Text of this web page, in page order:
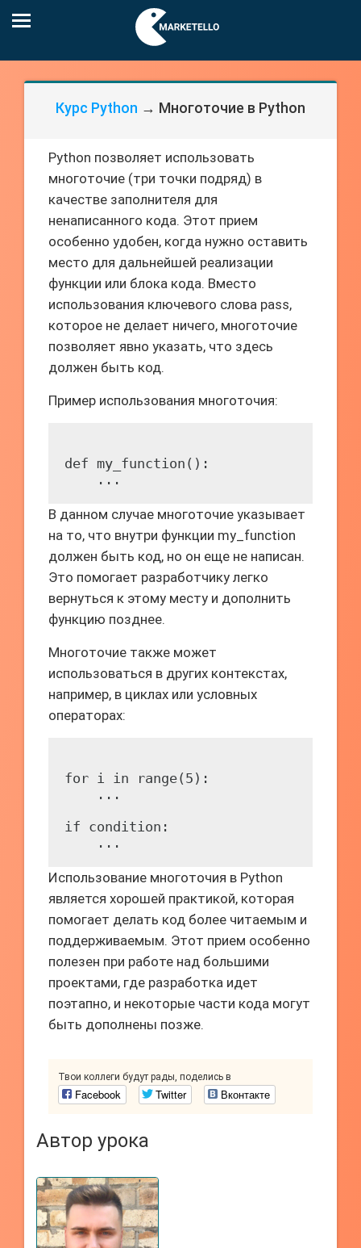
Курс Python → Многоточие в Python
Python позволяет использовать
многоточие (три точки подряд) в
качестве заполнителя для
ненаписанного кода. Этот прием
особенно удобен, когда нужно оставить
место для дальнейшей реализации
функции или блока кода. Вместо
использования ключевого слова pass,
которое не делает ничего, многоточие
позволяет явно указать, что здесь
должен быть код.
Пример использования многоточия:
def my_function():
В данном случае многоточие указывает
на то, что внутри функции my_function
должен быть код, но он еще не написан.
Это помогает разработчику легко
вернуться к этому месту и дополнить
функцию позднее.
Многоточие также может
использоваться в других контекстах,
например, в циклах или условных
операторах:
for i in range(5):
    ...
if condition:
Использование многоточия в Python
является хорошей практикой, которая
помогает делать код более читаемым и
поддерживаемым. Этот прием особенно
полезен при работе над большими
проектами, где разработка идет
поэтапно, и некоторые части кода могут
быть дополнены позже.
Твои коллеги будут рады, поделись в
Facebook Twitter Вконтакте
Автор урока